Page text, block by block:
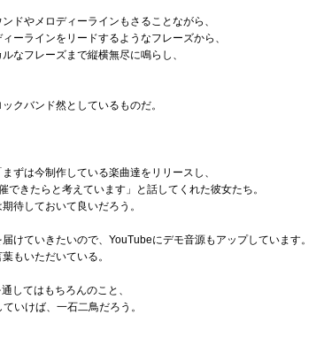
ドやメロディーラインもさることながら、
ーラインをリードするようなフレーズから、
なフレーズまで縦横無尽に鳴らし、
クバンド然としているものだ。
ずは今制作している楽曲達をリリースし、
きたらと考えています」と話してくれた彼女たち。
待しておいて良いだろう。
けていきたいので、YouTubeにデモ音源もアップしています。
もいただいている。
してはもちろんのこと、
いけば、一石二鳥だろう。